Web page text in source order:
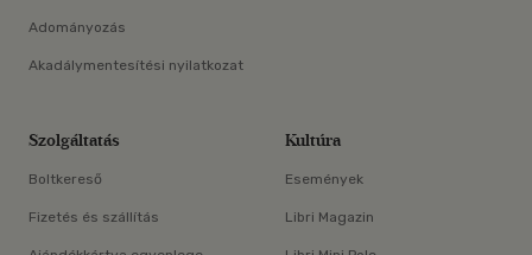
Adományozás
Akadálymentesítési nyilatkozat
Szolgáltatás
Boltkereső
Fizetés és szállítás
Kultúra
Események
Libri Magazin